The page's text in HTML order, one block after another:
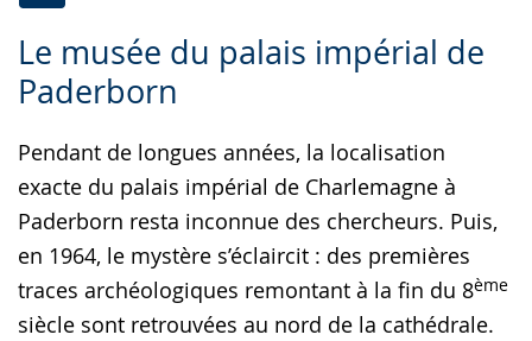
Le musée du palais impérial de
Paderborn
Pendant de longues années, la localisation
exacte du palais impérial de Charlemagne à
Paderborn resta inconnue des chercheurs. Puis,
en 1964, le mystère s’éclaircit : des premières
traces archéologiques remontant à la fin du 8ème
siècle sont retrouvées au nord de la cathédrale.
Leichten
Sprache
Audio-
Unterstützung.
Video
in
Gebärdensprache
wird
angezeigt.